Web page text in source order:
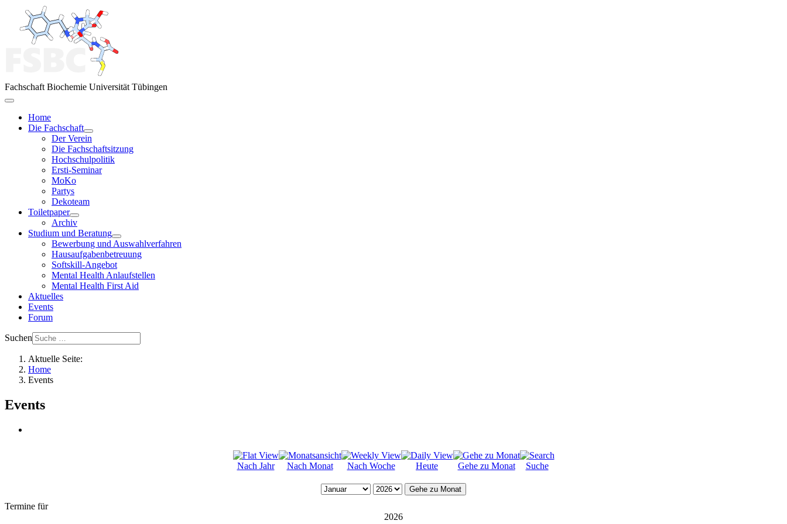
Fachschaft Biochemie Universität Tübingen
Home
Die Fachschaft
Der Verein
Die Fachschaftsitzung
Hochschulpolitik
Ersti-Seminar
MoKo
Partys
Dekoteam
Toiletpaper
Archiv
Studium und Beratung
Bewerbung und Auswahlverfahren
Hausaufgabenbetreuung
Softskill-Angebot
Mental Health Anlaufstellen
Mental Health First Aid
Aktuelles
Events
Forum
Suchen
Aktuelle Seite:
Home
Events
Events
Nach Jahr Nach Monat Nach Woche Heute Gehe zu Monat Suche
Gehe zu Monat
Termine für
2026